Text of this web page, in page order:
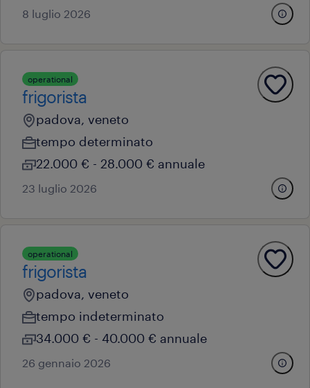
8 luglio 2026
operational
frigorista
padova, veneto
tempo determinato
22.000 € - 28.000 € annuale
23 luglio 2026
operational
frigorista
padova, veneto
tempo indeterminato
34.000 € - 40.000 € annuale
26 gennaio 2026